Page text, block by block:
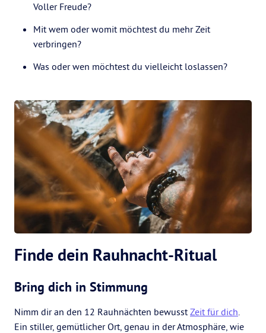
Voller Freude?
Mit wem oder womit möchtest du mehr Zeit
verbringen?
Was oder wen möchtest du vielleicht loslassen?
Finde dein Rauhnacht-Ritual
Bring dich in Stimmung
Nimm dir an den 12 Rauhnächten bewusstZeit für dich.
Ein stiller, gemütlicher Ort, genau in der Atmosphäre, wie